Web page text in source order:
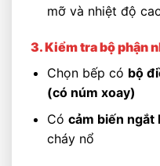
mỡ và nhiệt độ
3. Kiểm tra bộ phận
Chọn bếp có bộ
(có núm xoay)
Có cảm biến ngắt
cháy nổ